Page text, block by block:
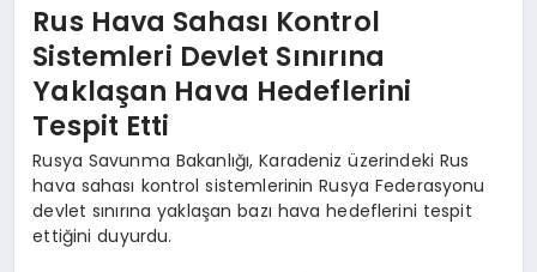
Rus Hava Sahası Kontrol
Sistemleri Devlet Sınırına
Yaklaşan Hava Hedeflerini
Tespit Etti
Rusya Savunma Bakanlığı, Karadeniz üzerindeki Rus
hava sahası kontrol sistemlerinin Rusya Federasyonu
devlet sınırına yaklaşan bazı hava hedeflerini tespit
ettiğini duyurdu.